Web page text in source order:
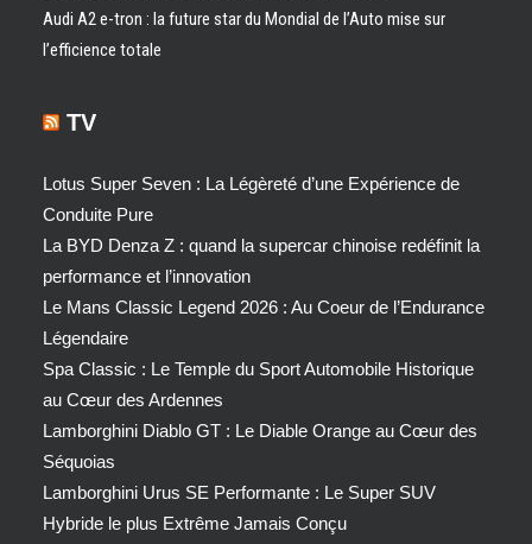
Audi A2 e-tron : la future star du Mondial de l’Auto mise sur
l’efficience totale
TV
Lotus Super Seven : La Légèreté d’une Expérience de
Conduite Pure
La BYD Denza Z : quand la supercar chinoise redéfinit la
performance et l’innovation
Le Mans Classic Legend 2026 : Au Coeur de l’Endurance
Légendaire
Spa Classic : Le Temple du Sport Automobile Historique
au Cœur des Ardennes
Lamborghini Diablo GT : Le Diable Orange au Cœur des
Séquoias
Lamborghini Urus SE Performante : Le Super SUV
Hybride le plus Extrême Jamais Conçu